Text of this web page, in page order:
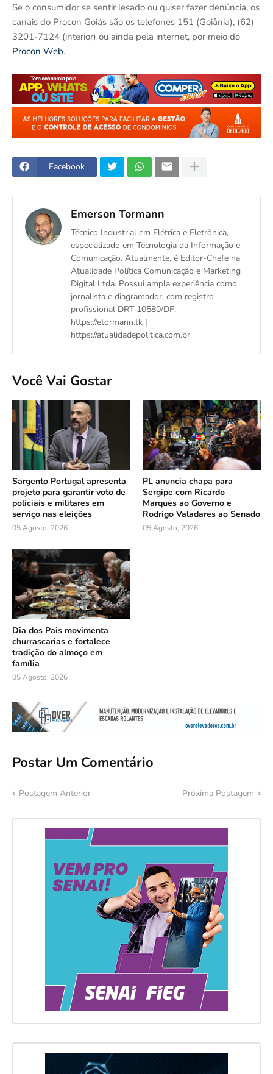
Se o consumidor se sentir lesado ou quiser fazer denúncia, os
canais do Procon Goiás são os telefones 151 (Goiânia), (62)
3201-7124 (interior) ou ainda pela internet, por meio do
Procon Web.
Facebook
Emerson Tormann
Técnico Industrial em Elétrica e Eletrônica,
especializado em Tecnologia da Informação e
Comunicação. Atualmente, é Editor-Chefe na
Atualidade Política Comunicação e Marketing
Digital Ltda. Possui ampla experiência como
jornalista e diagramador, com registro
profissional DRT 10580/DF.
https://etormann.tk |
https://atualidadepolitica.com.br
Você Vai Gostar
Sargento Portugal apresenta
projeto para garantir voto de
policiais e militares em
serviço nas eleições
05 Agosto, 2026
PL anuncia chapa para
Sergipe com Ricardo
Marques ao Governo e
Rodrigo Valadares ao Senado
05 Agosto, 2026
Dia dos Pais movimenta
churrascarias e fortalece
tradição do almoço em
família
05 Agosto, 2026
Postar Um Comentário
Postagem Anterior Próxima Postagem